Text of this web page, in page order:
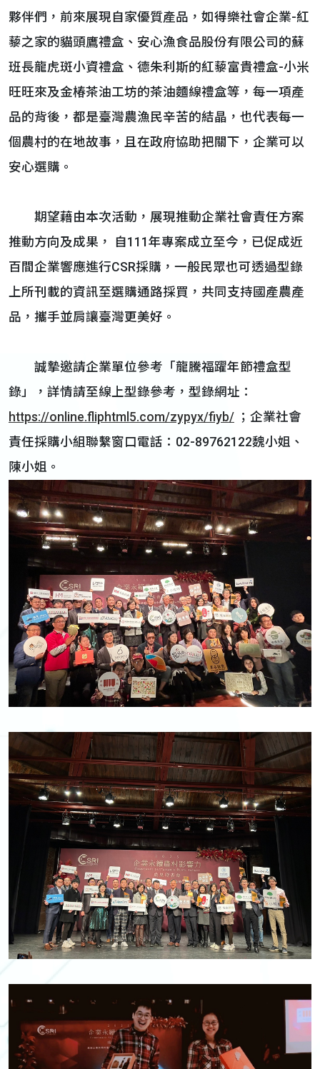
夥伴們，前來展現自家優質產品，如得樂社會企業-紅
藜之家的貓頭鷹禮盒、安心漁食品股份有限公司的蘇
班長龍虎斑小資禮盒、德朱利斯的紅藜富貴禮盒-小米
旺旺來及金椿茶油工坊的茶油麵線禮盒等，每一項產
品的背後，都是臺灣農漁民辛苦的結晶，也代表每一
個農村的在地故事，且在政府協助把關下，企業可以
安心選購。
期望藉由本次活動，展現推動企業社會責任方案
推動方向及成果， 自111年專案成立至今，已促成近
百間企業響應進行CSR採購，一般民眾也可透過型錄
上所刊載的資訊至選購通路採買，共同支持國產農產
品，攜手並肩讓臺灣更美好。
誠摯邀請企業單位參考「龍騰福躍年節禮盒型
錄」，詳情請至線上型錄參考，型錄網址：
https://online.fliphtml5.com/zypyx/fiyb/ ；企業社會
責任採購小組聯繫窗口電話：02-89762122魏小姐、
陳小姐。